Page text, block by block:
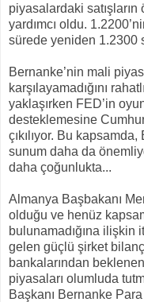
piyasalardaki satışların
yardımcı oldu.
sürede yeniden 1.2300
Bernanke’nin mali
karşılayamadığını
yaklaşırken FED’in
desteklemesine
çıkılıyor. Bu
sunum daha da
daha çoğunlukta...
Almanya Başbakanı
olduğu ve henüz
bulunamadığına ilişkin
gelen güçlü şirket
bankalarından
piyasaları olumluda
Başkanı Bernanke Para